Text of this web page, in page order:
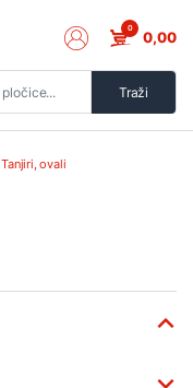
Traži
0 0,00
Tanjiri, ovali